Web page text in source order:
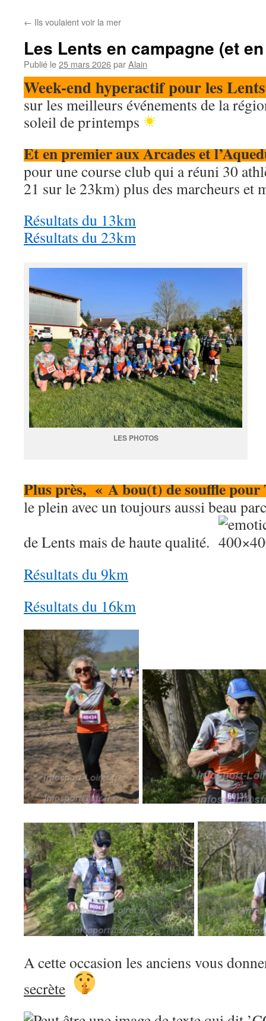
← Ils voulaient voir la mer
Les Lents en campagne (et
Publié le25 mars 2026parAlain
Week-end hyperactif pour les Lents
sur les meilleurs événements de la
soleil de printemps
Et en premier aux Arcades et
pour une course club qui a réuni 30
21 sur le 23km) plus des marcheurs et
Résultats du 13km
Résultats du 23km
LES PHOTOS
Plus près, « A bou(t) de souffle
le plein avec un toujours aussi beau
de Lents mais de haute qualité.
Résultats du 9km
Résultats du 16km
A cette occasion les anciens vous
secrète